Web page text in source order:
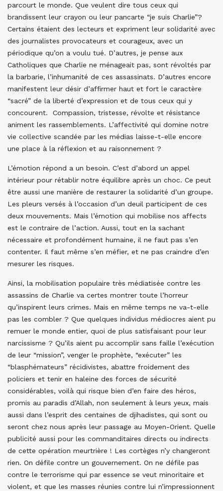
parcourt le monde. Que veulent dire tous ceux qui
brandissent leur crayon ou leur pancarte “je suis Charlie”?
Certains étaient des lecteurs et expriment leur solidarité avec
des journalistes provocateurs et courageux, avec un
périodique qu’on a voulu tué. D’autres, je pense aux
Catholiques que Charlie ne ménageait pas, sont révoltés par
la barbarie, l’inhumanité de ces assassinats. D’autres encore
manifestent leur désir d’affirmer haut et fort le caractère
“sacré” de la liberté d’expression et de tous ceux qui y
concourent. Compassion, tristesse, révolte et résistance
animent les rassemblements. L’affectivité qui domine notre
vie collective scandée par les médias laisse-t-elle encore
une place à la réflexion et au raisonnement ?
L’émotion répond a un besoin. C’est d’abord un appel
intérieur pour rétablir notre équilibre après un choc. Ce peut
être aussi une manière de restaurer la solidarité d’un groupe.
Les pleurs versés à l’occasion d’un deuil participent de ces
deux mouvements. Mais l’émotion qui mobilise nos affects
est le contraire de l’action. Aussi, tout en la sachant
nécessaire et profondément humaine, il ne faut pas s’en
contenter. Il faut même s’en méfier, et ne pas craindre d’en
mesurer les risques.
Ainsi, la mobilisation populaire très médiatisée contre les
assassins de Charlie va certes montrer toute l’horreur
qu’inspirent leurs crimes. Mais en même temps ne va-t-elle
pas les combler ? Que quelques individus médiocres aient pu
remuer le monde entier, quoi de plus satisfaisant pour leur
narcissisme ? Qu’ils aient pu accomplir sans faille l’exécution
de leur “mission”, venger le prophète, “exécuter” les
“blasphémateurs” récidivistes, abattre froidement des
policiers et tenir en haleine des forces de sécurité
considérables, voilà qui risque bien d’en faire des héros,
promis au paradis d’Allah, non seulement à leurs yeux, mais
aussi dans l’esprit des centaines de djihadistes, qui sont ou
seront chez nous après leur passage au Moyen-Orient. Quelle
publicité aussi pour les commanditaires directs ou indirects
de cette opération meurtrière ! Les cortèges n’y changeront
rien. On défile contre un gouvernement. On ne défile pas
contre le terrorisme qui par essence se veut minoritaire et
violent, et que les masses réunies contre lui n’impressionnent